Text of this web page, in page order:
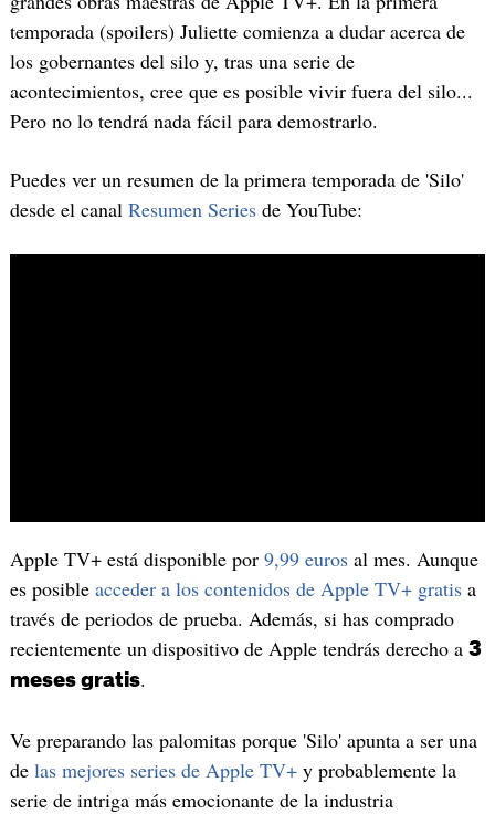
temporada (spoilers) Juliette comienza a dudar acerca de
los gobernantes del silo y, tras una serie de
acontecimientos, cree que es posible vivir fuera del silo...
Pero no lo tendrá nada fácil para demostrarlo.
Puedes ver un resumen de la primera temporada de 'Silo'
desde el canal Resumen Seriesde YouTube:
Apple TV+ está disponible por 9,99 eurosal mes. Aunque
es posible acceder a los contenidos de Apple TV+ gratisa
través de periodos de prueba. Además, si has comprado
recientemente un dispositivo de Apple tendrás derecho a 3
meses gratis.
Ve preparando las palomitas porque 'Silo' apunta a ser una
de las mejores series de Apple TV+y probablemente la
serie de intriga más emocionante de la industria